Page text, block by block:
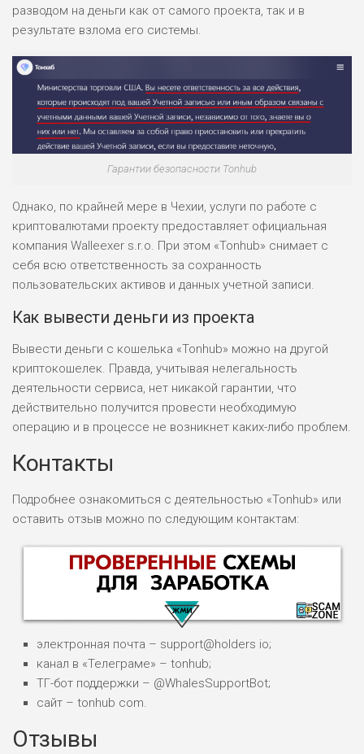
разводом на деньги как от самого проекта, так и в
результате взлома его системы.
Гарантии безопасности Tonhub
Однако, по крайней мере в Чехии, услуги по работе с
криптовалютами проекту предоставляет официальная
компания Walleexer s.r.o. При этом «Tonhub» снимает с
себя всю ответственность за сохранность
пользовательских активов и данных учетной записи.
Как вывести деньги из проекта
Вывести деньги с кошелька «Tonhub» можно на другой
криптокошелек. Правда, учитывая нелегальность
деятельности сервиса, нет никакой гарантии, что
действительно получится провести необходимую
операцию и в процессе не возникнет каких-либо проблем.
Контакты
Подробнее ознакомиться с деятельностью «Tonhub» или
оставить отзыв можно по следующим контактам:
электронная почта – support@holders io;
канал в «Телеграме» – tonhub;
ТГ-бот поддержки – @WhalesSupportBot;
сайт – tonhub com.
Отзывы